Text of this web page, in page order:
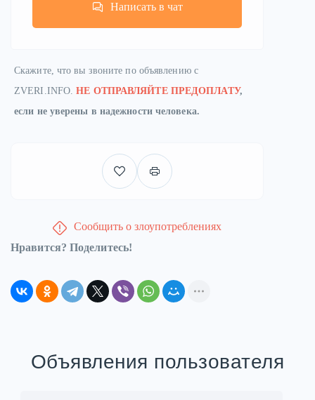
Написать в чат
Скажите, что вы звоните по объявлению с
ZVERI.INFO.НЕ ОТПРАВЛЯЙТЕ ПРЕДОПЛАТУ,
если не уверены в надежности человека.
Сообщить о злоупотреблениях
Нравится? Поделитесь!
Объявления пользователя